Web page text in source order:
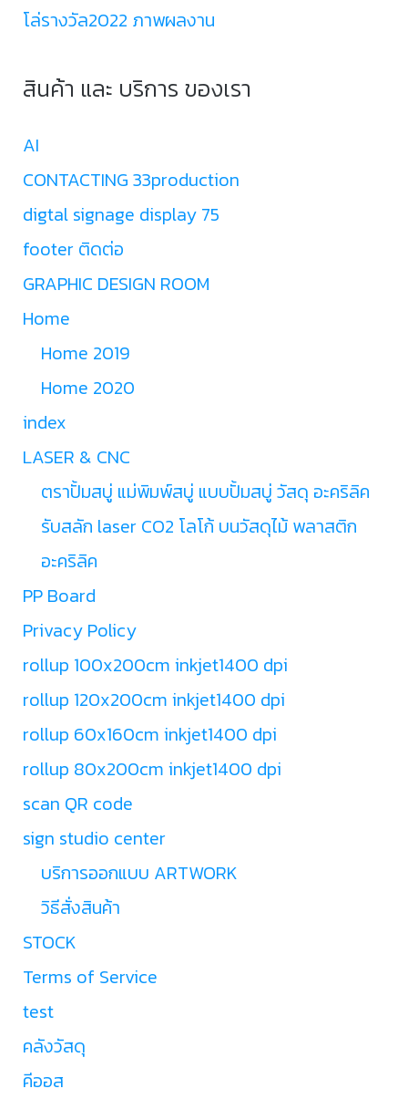
โล่รางวัล2022 ภาพผลงาน
สินค้า และ บริการ ของเรา
AI
CONTACTING 33production
digtal signage display 75
footer ติดต่อ
GRAPHIC DESIGN ROOM
Home
Home 2019
Home 2020
index
LASER & CNC
ตราปั้มสบู่ แม่พิมพ์สบู่ แบบปั้มสบู่ วัสดุ อะคริลิค
รับสลัก laser CO2 โลโก้ บนวัสดุไม้ พลาสติก
อะคริลิค
PP Board
Privacy Policy
rollup 100x200cm inkjet1400 dpi
rollup 120x200cm inkjet1400 dpi
rollup 60x160cm inkjet1400 dpi
rollup 80x200cm inkjet1400 dpi
scan QR code
sign studio center
บริการออกแบบ ARTWORK
วิธีสั่งสินค้า
STOCK
Terms of Service
test
คลังวัสดุ
คีออส